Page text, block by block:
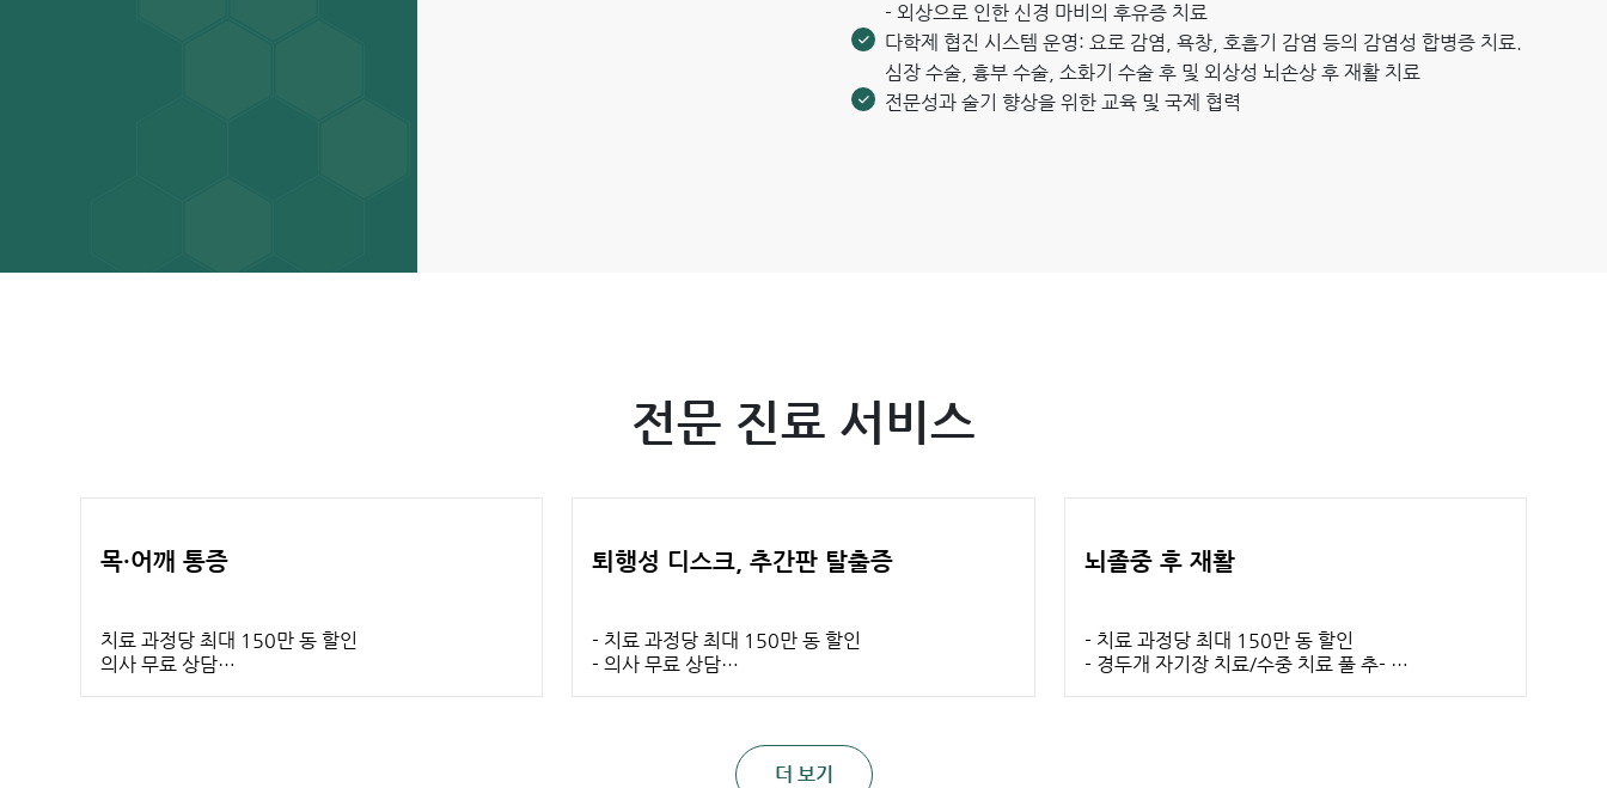
- 외상으로 인한 신경 마비의 후유증 치료
다학제 협진 시스템 운영: 요로 감염, 욕창, 호흡기 감염 등의 감염성 합병증 치료.
심장 수술, 흉부 수술, 소화기 수술 후 및 외상성 뇌손상 후 재활 치료
전문성과 술기 향상을 위한 교육 및 국제 협력
전문 진료 서비스
목·어깨 통증
치료 과정당 최대 150만 동 할인
의사 무료 상담
퇴행성 디스크, 추간판 탈출증
- 치료 과정당 최대 150만 동 할인
- 의사 무료 상담
뇌졸중 후 재활
- 치료 과정당 최대 150만 동 할인
- 경두개 자기장 치료/수중 치료 풀 추-
더 보기